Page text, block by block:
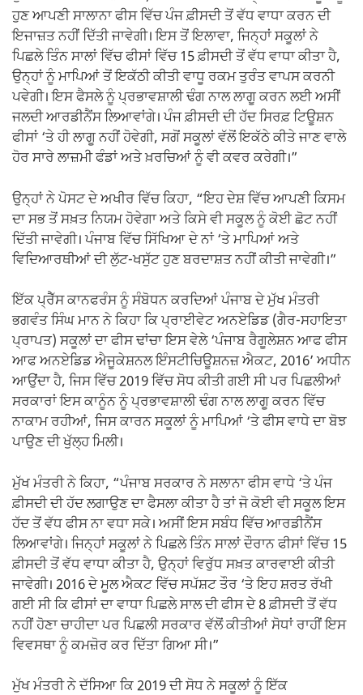
ਹੁਣ ਆਪਣੀ ਸਾਲਾਨਾ ਫੀਸ ਵਿੱਚ ਪੰਜ ਫ਼ੀਸਦੀ ਤੋਂ ਵੱਧ ਵਾਧਾ ਕਰਨ ਦੀ
ਇਜਾਜ਼ਤ ਨਹੀਂ ਦਿੱਤੀ ਜਾਵੇਗੀ। ਇਸ ਤੋਂ ਇਲਾਵਾ, ਜਿਨ੍ਹਾਂ ਸਕੂਲਾਂ ਨੇ
ਪਿਛਲੇ ਤਿੰਨ ਸਾਲਾਂ ਵਿੱਚ ਫੀਸਾਂ ਵਿੱਚ 15 ਫ਼ੀਸਦੀ ਤੋਂ ਵੱਧ ਵਾਧਾ ਕੀਤਾ ਹੈ,
ਉਨ੍ਹਾਂ ਨੂੰ ਮਾਪਿਆਂ ਤੋਂ ਇਕੱਠੀ ਕੀਤੀ ਵਾਧੂ ਰਕਮ ਤੁਰੰਤ ਵਾਪਸ ਕਰਨੀ
ਪਵੇਗੀ। ਇਸ ਫੈਸਲੇ ਨੂੰ ਪ੍ਰਭਾਵਸ਼ਾਲੀ ਢੰਗ ਨਾਲ ਲਾਗੂ ਕਰਨ ਲਈ ਅਸੀਂ
ਜਲਦੀ ਆਰਡੀਨੈਂਸ ਲਿਆਵਾਂਗੇ। ਪੰਜ ਫ਼ੀਸਦੀ ਦੀ ਹੱਦ ਸਿਰਫ਼ ਟਿਊਸ਼ਨ
ਫੀਸਾਂ ‘ਤੇ ਹੀ ਲਾਗੂ ਨਹੀਂ ਹੋਵੇਗੀ, ਸਗੋਂ ਸਕੂਲਾਂ ਵੱਲੋਂ ਇਕੱਠੇ ਕੀਤੇ ਜਾਣ ਵਾਲੇ
ਹੋਰ ਸਾਰੇ ਲਾਜ਼ਮੀ ਫੰਡਾਂ ਅਤੇ ਖ਼ਰਚਿਆਂ ਨੂੰ ਵੀ ਕਵਰ ਕਰੇਗੀ।”
ਉਨ੍ਹਾਂ ਨੇ ਪੋਸਟ ਦੇ ਅਖੀਰ ਵਿੱਚ ਕਿਹਾ, “ਇਹ ਦੇਸ਼ ਵਿੱਚ ਆਪਣੀ ਕਿਸਮ
ਦਾ ਸਭ ਤੋਂ ਸਖ਼ਤ ਨਿਯਮ ਹੋਵੇਗਾ ਅਤੇ ਕਿਸੇ ਵੀ ਸਕੂਲ ਨੂੰ ਕੋਈ ਛੋਟ ਨਹੀਂ
ਦਿੱਤੀ ਜਾਵੇਗੀ। ਪੰਜਾਬ ਵਿੱਚ ਸਿੱਖਿਆ ਦੇ ਨਾਂ ‘ਤੇ ਮਾਪਿਆਂ ਅਤੇ
ਵਿਦਿਆਰਥੀਆਂ ਦੀ ਲੁੱਟ-ਖਸੁੱਟ ਹੁਣ ਬਰਦਾਸ਼ਤ ਨਹੀਂ ਕੀਤੀ ਜਾਵੇਗੀ।”
ਇੱਕ ਪ੍ਰੈੱਸ ਕਾਨਫਰੰਸ ਨੂੰ ਸੰਬੋਧਨ ਕਰਦਿਆਂ ਪੰਜਾਬ ਦੇ ਮੁੱਖ ਮੰਤਰੀ
ਭਗਵੰਤ ਸਿੰਘ ਮਾਨ ਨੇ ਕਿਹਾ ਕਿ ਪ੍ਰਾਈਵੇਟ ਅਨਏਡਿਡ (ਗੈਰ-ਸਹਾਇਤਾ
ਪ੍ਰਾਪਤ) ਸਕੂਲਾਂ ਦਾ ਫੀਸ ਢਾਂਚਾ ਇਸ ਵੇਲੇ ‘ਪੰਜਾਬ ਰੈਗੂਲੇਸ਼ਨ ਆਫ ਫੀਸ
ਆਫ ਅਨਏਡਿਡ ਐਜੂਕੇਸ਼ਨਲ ਇੰਸਟੀਚਿਊਸ਼ਨਜ਼ ਐਕਟ, 2016’ ਅਧੀਨ
ਆਉਂਦਾ ਹੈ, ਜਿਸ ਵਿੱਚ 2019 ਵਿੱਚ ਸੋਧ ਕੀਤੀ ਗਈ ਸੀ ਪਰ ਪਿਛਲੀਆਂ
ਸਰਕਾਰਾਂ ਇਸ ਕਾਨੂੰਨ ਨੂੰ ਪ੍ਰਭਾਵਸ਼ਾਲੀ ਢੰਗ ਨਾਲ ਲਾਗੂ ਕਰਨ ਵਿੱਚ
ਨਾਕਾਮ ਰਹੀਆਂ, ਜਿਸ ਕਾਰਨ ਸਕੂਲਾਂ ਨੂੰ ਮਾਪਿਆਂ ‘ਤੇ ਫੀਸ ਵਾਧੇ ਦਾ ਬੋਝ
ਪਾਉਣ ਦੀ ਖੁੱਲ੍ਹ ਮਿਲੀ।
ਮੁੱਖ ਮੰਤਰੀ ਨੇ ਕਿਹਾ, “ਪੰਜਾਬ ਸਰਕਾਰ ਨੇ ਸਲਾਨਾ ਫੀਸ ਵਾਧੇ ‘ਤੇ ਪੰਜ
ਫ਼ੀਸਦੀ ਦੀ ਹੱਦ ਲਗਾਉਣ ਦਾ ਫੈਸਲਾ ਕੀਤਾ ਹੈ ਤਾਂ ਜੋ ਕੋਈ ਵੀ ਸਕੂਲ ਇਸ
ਹੱਦ ਤੋਂ ਵੱਧ ਫੀਸ ਨਾ ਵਧਾ ਸਕੇ। ਅਸੀਂ ਇਸ ਸਬੰਧ ਵਿੱਚ ਆਰਡੀਨੈਂਸ
ਲਿਆਵਾਂਗੇ। ਜਿਨ੍ਹਾਂ ਸਕੂਲਾਂ ਨੇ ਪਿਛਲੇ ਤਿੰਨ ਸਾਲਾਂ ਦੌਰਾਨ ਫੀਸਾਂ ਵਿੱਚ 15
ਫ਼ੀਸਦੀ ਤੋਂ ਵੱਧ ਵਾਧਾ ਕੀਤਾ ਹੈ, ਉਨ੍ਹਾਂ ਵਿਰੁੱਧ ਸਖ਼ਤ ਕਾਰਵਾਈ ਕੀਤੀ
ਜਾਵੇਗੀ। 2016 ਦੇ ਮੂਲ ਐਕਟ ਵਿੱਚ ਸਪੱਸ਼ਟ ਤੌਰ ‘ਤੇ ਇਹ ਸ਼ਰਤ ਰੱਖੀ
ਗਈ ਸੀ ਕਿ ਫੀਸਾਂ ਦਾ ਵਾਧਾ ਪਿਛਲੇ ਸਾਲ ਦੀ ਫੀਸ ਦੇ 8 ਫ਼ੀਸਦੀ ਤੋਂ ਵੱਧ
ਨਹੀਂ ਹੋਣਾ ਚਾਹੀਦਾ ਪਰ ਪਿਛਲੀ ਸਰਕਾਰ ਵੱਲੋਂ ਕੀਤੀਆਂ ਸੋਧਾਂ ਰਾਹੀਂ ਇਸ
ਵਿਵਸਥਾ ਨੂੰ ਕਮਜ਼ੋਰ ਕਰ ਦਿੱਤਾ ਗਿਆ ਸੀ।”
ਮੁੱਖ ਮੰਤਰੀ ਨੇ ਦੱਸਿਆ ਕਿ 2019 ਦੀ ਸੋਧ ਨੇ ਸਕੂਲਾਂ ਨੂੰ ਇੱਕ